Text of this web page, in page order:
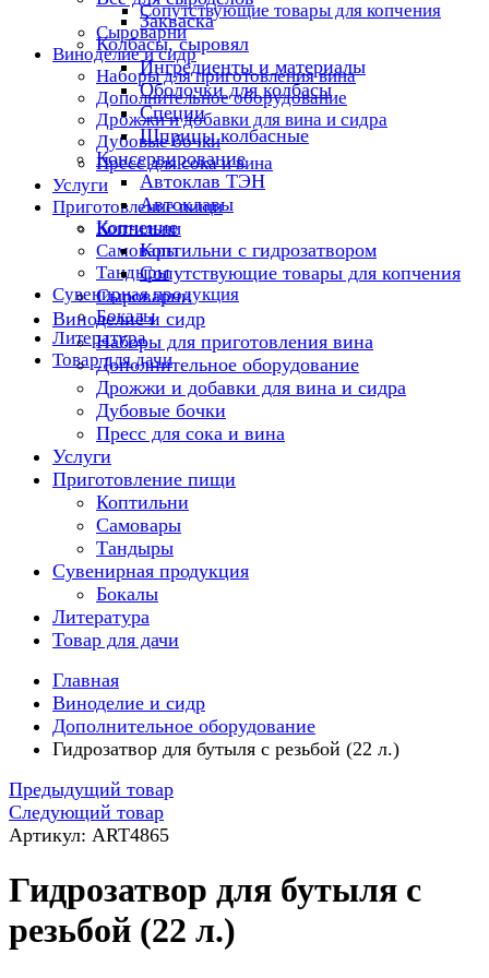
Сопутствующие товары для копчения
Сыроварни
Виноделие и сидр
Наборы для приготовления вина
Дополнительное оборудование
Дрожжи и добавки для вина и сидра
Дубовые бочки
Пресс для сока и вина
Услуги
Приготовление пищи
Коптильни
Самовары
Тандыры
Сувенирная продукция
Бокалы
Литература
Товар для дачи
Закваска
Колбасы, сыровял
Ингредиенты и материалы
Оболочки для колбасы
Специи
Шприцы колбасные
Консервирование
Автоклав ТЭН
Автоклавы
Копчение
Коптильни с гидрозатвором
Сопутствующие товары для копчения
Сыроварни
Виноделие и сидр
Наборы для приготовления вина
Дополнительное оборудование
Дрожжи и добавки для вина и сидра
Дубовые бочки
Пресс для сока и вина
Услуги
Приготовление пищи
Коптильни
Самовары
Тандыры
Сувенирная продукция
Бокалы
Литература
Товар для дачи
Главная
Виноделие и сидр
Дополнительное оборудование
Гидрозатвор для бутыля с резьбой (22 л.)
Предыдущий товар
Следующий товар
Артикул: ART4865
Гидрозатвор для бутыля с
резьбой (22 л.)